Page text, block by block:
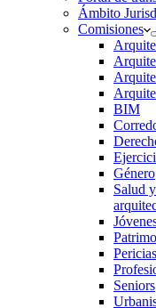
Ámbito
Comisiones
BIM
Género
Salud
Seniors